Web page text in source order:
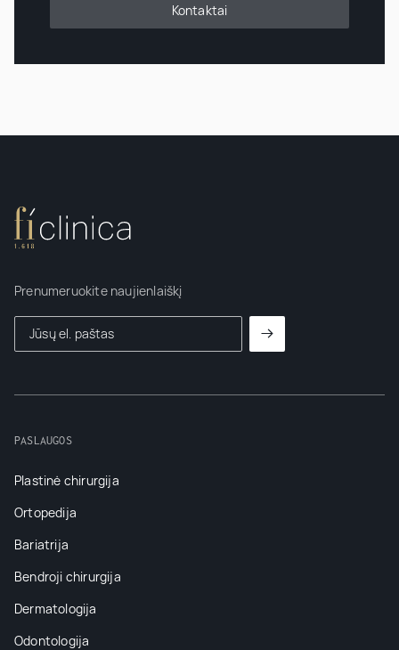
Kontaktai
Prenumeruokite naujienlaiškį
PASLAUGOS
Plastinė chirurgija
Ortopedija
Bariatrija
Bendroji chirurgija
Dermatologija
Odontologija